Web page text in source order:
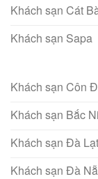
Khách sạn Cát
Khách sạn Sapa
Khách sạn Côn
Khách sạn Bắc
Khách sạn Đà Lạt
Khách sạn Đà